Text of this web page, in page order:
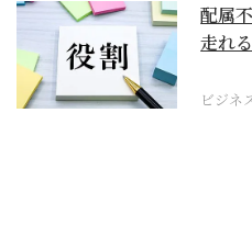
配属
走れ
ビジネ